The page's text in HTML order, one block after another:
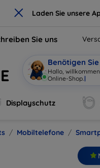
× Laden Sie unsere
Sie uns
Benötigen
I|
Displayschutz
Mobiltelefone